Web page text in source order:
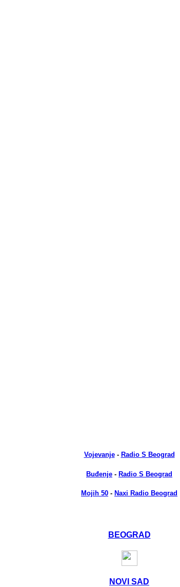
Vojevanje- Radio S Beograd
Buđenje - Radio S Beograd
Mojih 50 - Naxi Radio Beograd
BEOGRAD
NOVI SAD